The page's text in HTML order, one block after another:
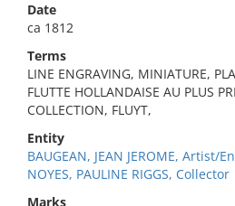
Date
ca 1812
Terms
LINE ENGRAVING, MINIATURE,
FLUTTE HOLLANDAISE AU PLUS
COLLECTION, FLUYT,
Entity
BAUGEAN, JEAN JEROME, Artist/
NOYES, PAULINE RIGGS, Collector
Marks